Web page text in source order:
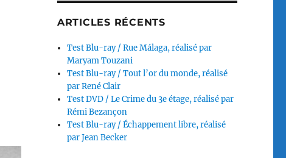
ARTICLES RÉCENTS
Test Blu-ray / Rue Málaga, réalisé par
Maryam Touzani
Test Blu-ray / Tout l’or du monde, réalisé
par René Clair
Test DVD / Le Crime du 3e étage, réalisé par
Rémi Bezançon
Test Blu-ray / Échappement libre, réalisé
par Jean Becker